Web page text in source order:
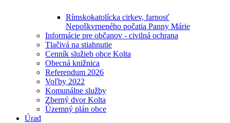
Rímskokatolícka cirkev, farnosť
Nepoškvrneného počatia Panny Márie
Informácie pre občanov - civilná ochrana
Tlačivá na stiahnutie
Cenník služieb obce Kolta
Obecná knižnica
Referendum 2026
Voľby 2022
Komunálne služby
Zberný dvor Kolta
Územný plán obce
Úrad